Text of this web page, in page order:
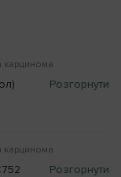
карцинома
карцинома